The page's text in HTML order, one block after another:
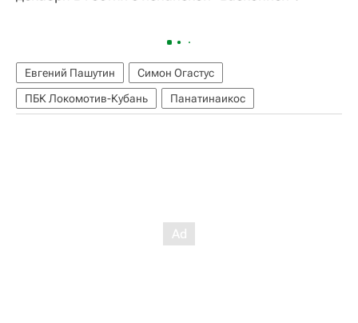
Евгений Пашутин
Симон Огастус
ПБК Локомотив-Кубань
Панатинаикос